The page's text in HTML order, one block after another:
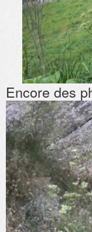
Encore des